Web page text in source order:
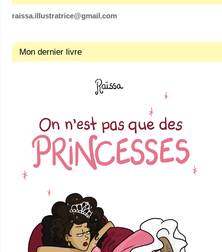
raissa.illustratrice@gmail.com
Mon dernier livre